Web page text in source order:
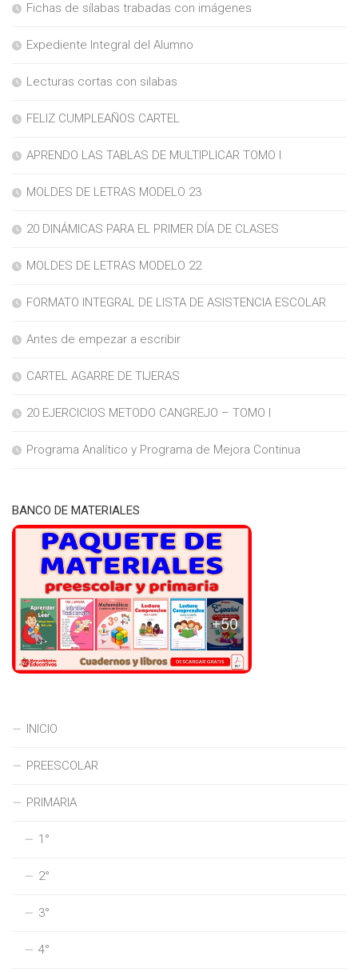
Fichas de sílabas trabadas con imágenes
Expediente Integral del Alumno
Lecturas cortas con silabas
FELIZ CUMPLEAÑOS CARTEL
APRENDO LAS TABLAS DE MULTIPLICAR TOMO I
MOLDES DE LETRAS MODELO 23
20 DINÁMICAS PARA EL PRIMER DÍA DE CLASES
MOLDES DE LETRAS MODELO 22
FORMATO INTEGRAL DE LISTA DE ASISTENCIA ESCOLAR
Antes de empezar a escribir
CARTEL AGARRE DE TIJERAS
20 EJERCICIOS METODO CANGREJO – TOMO I
Programa Analítico y Programa de Mejora Continua
BANCO DE MATERIALES
INICIO
PREESCOLAR
PRIMARIA
1°
2°
3°
4°